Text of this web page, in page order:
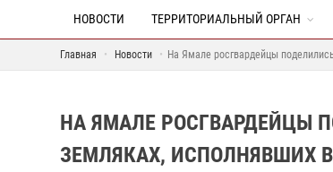
НОВОСТИ ТЕРРИТОРИАЛЬНЫЙ ОРГАН
Главная Новости На Ямале росгвардейцы
НА ЯМАЛЕ РОСГВАРДЕЙЦЫ
ЗЕМЛЯКАХ, ИСПОЛНЯВШИХ